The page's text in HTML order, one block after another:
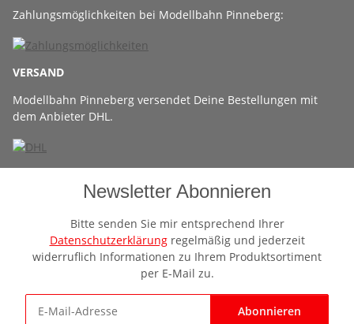
Zahlungsmöglichkeiten bei Modellbahn Pinneberg:
VERSAND
Modellbahn Pinneberg versendet Deine Bestellungen mit
dem Anbieter DHL.
Newsletter Abonnieren
Bitte senden Sie mir entsprechend Ihrer
Datenschutzerklärungregelmäßig und jederzeit
widerruflich Informationen zu Ihrem Produktsortiment
per E-Mail zu.
Abonnieren